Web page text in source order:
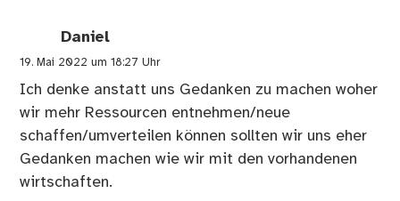
Daniel
19. Mai 2022 um 18:27 Uhr
Ich denke anstatt uns Gedanken zu machen woher
wir mehr Ressourcen entnehmen/neue
schaffen/umverteilen können sollten wir uns eher
Gedanken machen wie wir mit den vorhandenen
wirtschaften.